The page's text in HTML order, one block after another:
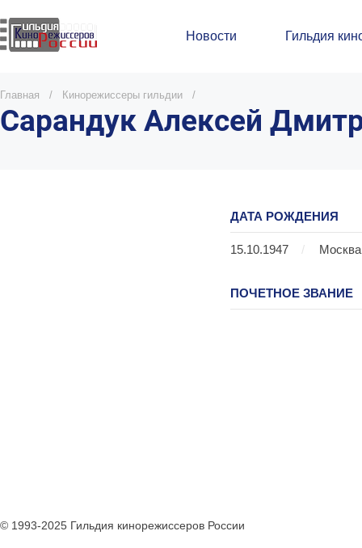
Новости Гильдия
Главная / Кинорежиссеры гильдии /
Сарандук Алексей
ДАТА РОЖДЕНИЯ
15.10.1947 / Москва
ПОЧЕТНОЕ ЗВАНИЕ
© 1993-2025 Гильдия кинорежиссеров России